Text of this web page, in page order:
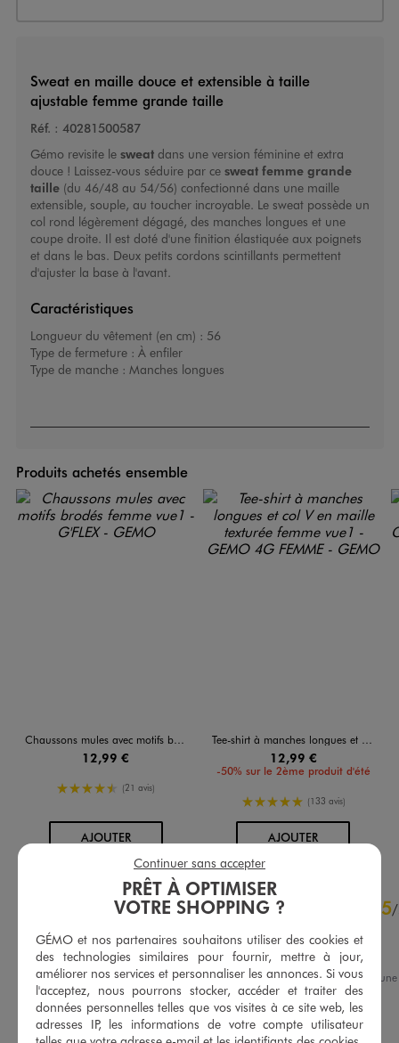
Sweat en maille douce et extensible à taille
ajustable femme grande taille
Réf. : 40281500587
Gémo revisite le sweat dans une version féminine et extra
douce ! Laissez-vous séduire par ce sweat femme grande
taille(du 46/48 au 54/56) confectionné dans une maille
extensible, souple, au toucher incroyable. Le sweat possède un
col rond légèrement dégagé, des manches longues et une
coupe droite. Il est doté d'une finition élastiquée aux poignets
et dans le bas. Deux petits cordons scintillants permettent
d'ajuster la base à l'avant.
Caractéristiques
Longueur du vêtement (en cm) : 56
Type de fermeture : À enfiler
Type de manche : Manches longues
Produits achetés ensemble
Chaussons mules avec motifs brodés femme
12,99 €
4.5/5 de moyenne
(21 avis)
AJOUTERAU PANIER
Tee-shirt à manches longues et col V en maille texturée femme
12,99 €
-50% sur le 2ème produit d'été
5/5 de moyenne
(133 avis)
AJOUTERAU PANIER
4.6/5
Basé sur35 avis soumis à un
contrôle
Voir tous les avis sur ce site
5/
Très beau
Avis du01/04/2026 , suite à
19/03/2026 parBlandine G.
Utile(0) Signaler
PRÊT À OPTIMISER
VOTRE SHOPPING ?
GÉMO et nos partenaires souhaitons utiliser des cookies et
des technologies similaires pour fournir, mettre à jour,
améliorer nos services et personnaliser les annonces. Si vous
l'acceptez, nous pourrons stocker, accéder et traiter des
données personnelles telles que vos visites à ce site web, les
adresses IP, les informations de votre compte utilisateur
Continuer sans accepter